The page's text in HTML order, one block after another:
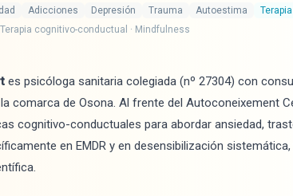
Adicciones Depresión Trauma Autoestima
Terapia cognitivo-conductual · Mindfulness
es psicóloga sanitaria colegiada (nº 27304) con
comarca de Osona. Al frente del Autoconeixement
cognitivo-conductuales para abordar ansiedad,
en EMDR y en desensibilización